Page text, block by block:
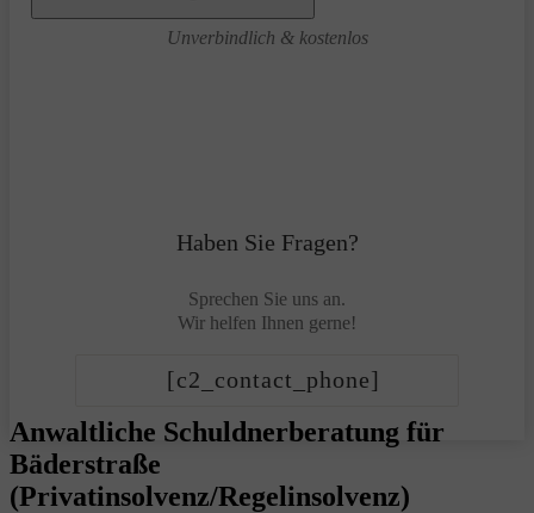
Unverbindlich & kostenlos
Haben Sie Fragen?
Sprechen Sie uns an.
Wir helfen Ihnen gerne!
[c2_contact_phone]
Anwaltliche Schuldnerberatung für
Bäderstraße
(Privatinsolvenz/Regelinsolvenz)